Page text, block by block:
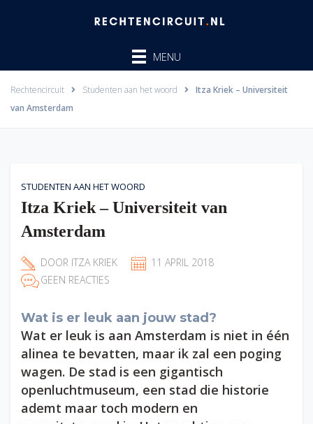
MENU
Rechtencircuit Studenten aan het woord
Itza Kriek – Universiteit
van Amsterdam
STUDENTEN AAN HET WOORD
Itza Kriek – Universiteit van
Amsterdam
DOOR ITZA KRIEK
11 APRIL 2018
GEEN REACTIES
Wat is er leuk aan jouw stad?
Wat er leuk is aan Amsterdam is niet in één
alinea te bevatten, maar ik zal een poging
wagen. De stad is een gigantisch
openluchtmuseum, een stad die historie
ademt maar toch modern en